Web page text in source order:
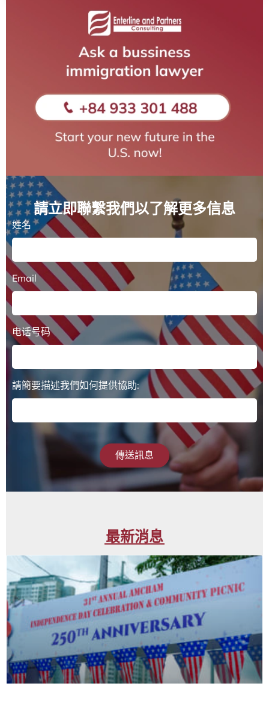
請立即聯繫我們以了解更多信息
姓名
Email
电话号码
請簡要描述我們如何提供協助:
傳送訊息
最新消息